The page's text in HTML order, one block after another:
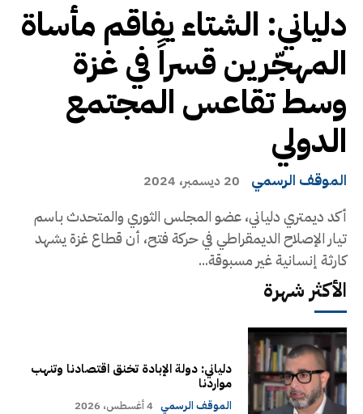
دلياني: الشتاء يفاقم مأساة
المهجّرين قسراً في غزة
وسط تقاعس المجتمع
الدولي
الموقف الرسمي 20 ديسمبر، 2024
أكد ديمتري دلياني، عضو المجلس الثوري والمتحدث باسم
تيار الإصلاح الديمقراطي في حركة فتح، أن قطاع غزة يشهد
كارثة إنسانية غير مسبوقة...
الأكثر شهرة
دلياني: دولة الإبادة تخنق اقتصادنا وتنهب
مواردنا
الموقف الرسمي 4 أغسطس، 2026